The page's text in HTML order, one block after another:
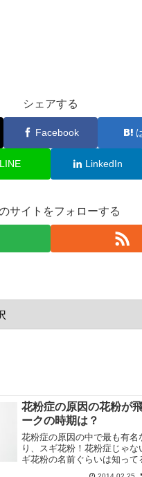
シェアする
Facebook
LINE LinkedIn
サイトをフォローする
花粉症の原因の花粉が
ークの時期は？
花粉症の原因の中で最も有名
り、スギ花粉！花粉症じゃな
ギ花粉の名前ぐらいは知って
す。そのスギ花粉が風に乗っ